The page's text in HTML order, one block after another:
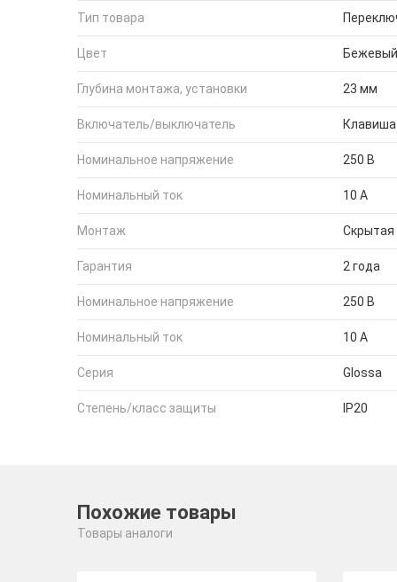
Тип товара
Цвет Бежевый
Глубина монтажа, установки 23 мм
Включатель/выключатель Клавиша
Номинальное напряжение 250 В
Номинальный ток 10 А
Монтаж Скрытая
Гарантия 2 года
Номинальное напряжение 250 В
Номинальный ток 10 А
Серия Glossa
Степень/класс защиты IP20
Похожие товары
Товары аналоги